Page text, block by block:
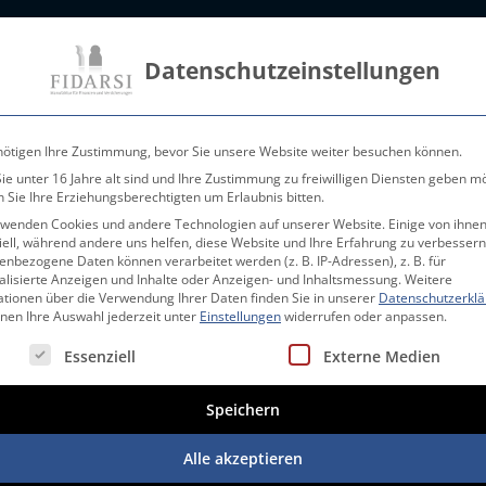
Ihre Vorteile Vermögensanlagen
FIDARSI Depot Empfehlung November 2025
Datenschutzeinstellungen
Ihre Zustimmung, bevor Sie unsere Website weiter besuchen können.
unter 16 Jahre alt sind und Ihre Zustimmung zu freiwilligen Diensten geben
Sie Ihre Erziehungsberechtigten um Erlaubnis bitten.
Cookies und andere Technologien auf unserer Website. Einige von
während andere uns helfen, diese Website und Ihre Erfahrung zu
Daten können verarbeitet werden (z. B. IP-Adressen), z. B. für
Anzeigen und Inhalte oder Anzeigen- und Inhaltsmessung.Weitere
über die Verwendung Ihrer Daten finden Sie in unserer
Ihre Auswahl jederzeit unter Einstellungenwiderrufen oder anpassen.
eine Liste der Service-Gruppen, für die eine Einwilligung
Essenziell Externe Medien
Speichern
Alle akzeptieren